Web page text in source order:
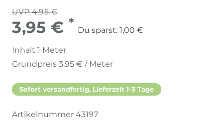
UVP 4,95 €
3,95 € *
Du sparst: 1,00 €
Inhalt 1 Meter
Grundpreis 3,95 € / Meter
Sofort versandfertig, Lieferzeit 1-3 Tage
Artikelnummer 43197